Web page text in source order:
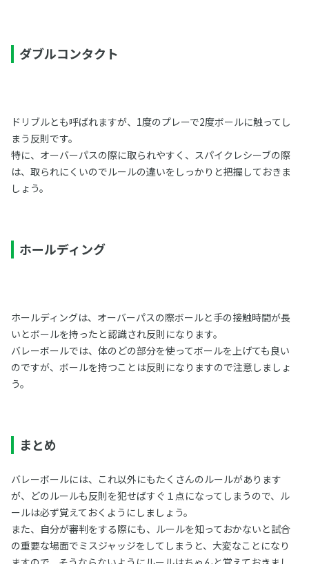
ダブルコンタクト
ドリブルとも呼ばれますが、1度のプレーで2度ボールに触ってし
まう反則です。
特に、オーバーパスの際に取られやすく、スパイクレシーブの際
は、取られにくいのでルールの違いをしっかりと把握しておきま
しょう。
ホールディング
ホールディングは、オーバーパスの際ボールと手の接触時間が長
いとボールを持ったと認識され反則になります。
バレーボールでは、体のどの部分を使ってボールを上げても良い
のですが、ボールを持つことは反則になりますので注意しましょ
う。
まとめ
バレーボールには、これ以外にもたくさんのルールがあります
が、どのルールも反則を犯せばすぐ１点になってしまうので、ル
ールは必ず覚えておくようにしましょう。
また、自分が審判をする際にも、ルールを知っておかないと試合
の重要な場面でミスジャッジをしてしまうと、大変なことになり